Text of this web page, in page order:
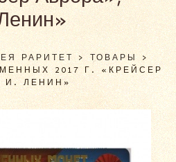
РАРИТЕТ >ТОВАРЫ >
2017 Г. «КРЕЙСЕР
И. ЛЕНИН»